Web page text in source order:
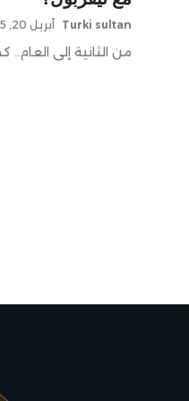
Turki sultan أبريل 20, 2025
من الثانية إلى